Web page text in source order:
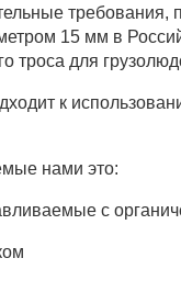
15 мм в
троса для
к
нами это:
с